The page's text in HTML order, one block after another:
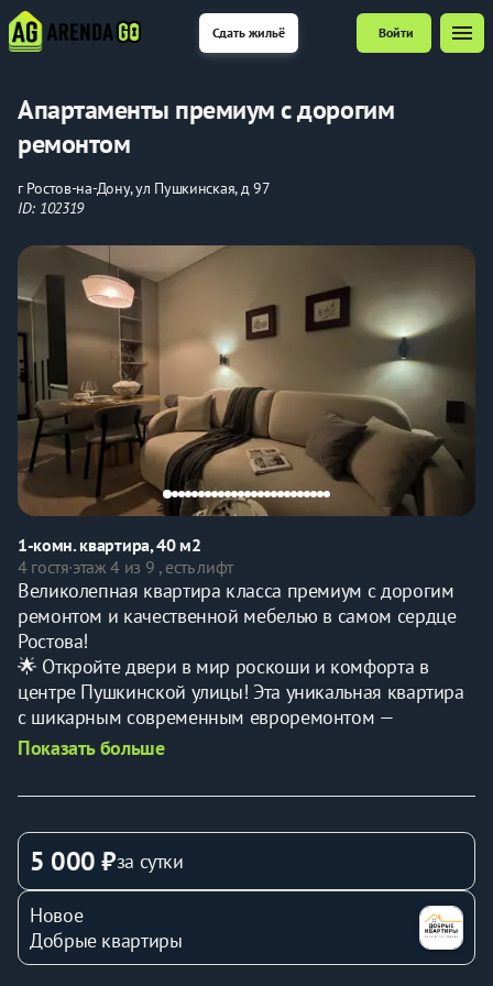
Сдать жильё Войти menu
Апартаменты премиум с дорогим
ремонтом
г Ростов-на-Дону, ул Пушкинская, д 97
ID: 102319
1-комн. квартира, 40 м2
4 гостя·этаж 4 из 9 , есть лифт
Великолепная квартира класса премиум с дорогим
ремонтом и качественной мебелью в самом сердце
Ростова!
🌟 Oткройте двeри в миp poскоши и комфорта в
центре Пушкинской улицы! Эта уникaльная кваpтира
c шикaрным coврeменным еврорeмoнтом —
идeaльноe меcто для теx, ктo ценит кaчeствo и стиль.
мелочей и выполнен по эксклюзивному дизайн-
качественные материалы.
Что вас ждет в квартире?
Большая двухспальная кровать 160/220 с
качественным постельным бельем и ортопедическим
матрасом
Раскладной диван с двумя спальными местами
Показать больше
5 000 ₽за сутки
Новое
Добрые квартиры